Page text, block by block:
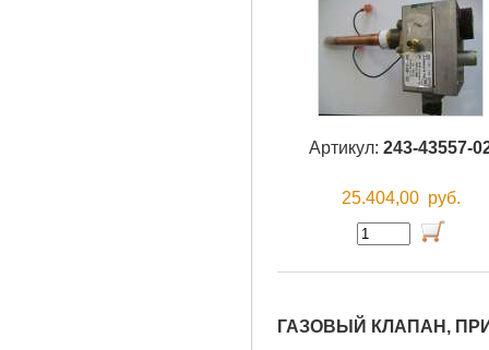
Артикул: 243-43557-
25.404,00 руб.
ГАЗОВЫЙ КЛАПАН,